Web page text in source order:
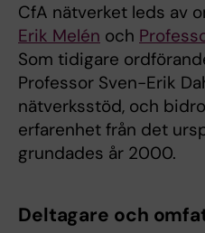
CfA nätverket leds av
Erik Melén och
Som tidigare
Professor Sven-Erik
nätverksstöd, och
erfarenhet från det
grundades år 2000.
Deltagare och